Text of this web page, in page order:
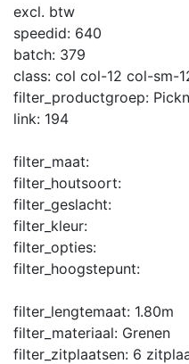
excl. btw
speedid: 640
batch: 379
class: col col-12 col-sm-
filter_productgroep:
link: 194
filter_maat:
filter_houtsoort:
filter_geslacht:
filter_kleur:
filter_opties:
filter_hoogstepunt:
filter_lengtemaat: 1.80m
filter_materiaal: Grenen
filter_zitplaatsen: 6